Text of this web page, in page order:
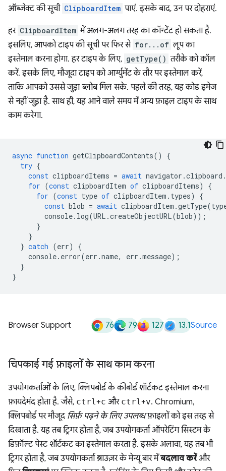
ऑब्जेक्ट की सूची ClipboardItem पाएं. इसके बाद, उन पर दोहराएं.
हर ClipboardItem में अलग-अलग तरह का कॉन्टेंट हो सकता है.
इसलिए, आपको टाइप की सूची पर फिर से for...of लूप का
इस्तेमाल करना होगा. हर टाइप के लिए, getType() तरीके को कॉल
करें. इसके लिए, मौजूदा टाइप को आर्ग्युमेंट के तौर पर इस्तेमाल करें,
ताकि आपको उससे जुड़ा ब्लोब मिल सके. पहले की तरह, यह कोड इमेज
से नहीं जुड़ा है. साथ ही, यह आने वाले समय में अन्य फ़ाइल टाइप के साथ
काम करेगा.
async function getClipboardContents()
{
try {
const clipboardItems = await navigator .clipboard .
for (const clipboardItem of clipboardItems)
{
for (const type of clipboardItem . types)
{
const blob = await clipboardItem .getType(
console. log(URL .createObjectURL(blob));
}
}
} catch (err)
{
console. error(err .name, err .message);
}
}
Browser Support 76 79 127 13.1Source
चिपकाई गई फ़ाइलों के साथ काम करना
उपयोगकर्ताओं के लिए, क्लिपबोर्ड के कीबोर्ड शॉर्टकट इस्तेमाल करना
फ़ायदेमंद होता है. जैसे, ctrl+c और ctrl+v. Chromium,
क्लिपबोर्ड पर मौजूद सिर्फ़ पढ़ने के लिए उपलब्धफ़ाइलों को इस तरह से
दिखाता है. यह तब ट्रिगर होता है, जब उपयोगकर्ता ऑपरेटिंग सिस्टम के
डिफ़ॉल्ट पेस्ट शॉर्टकट का इस्तेमाल करता है. इसके अलावा, यह तब भी
ट्रिगर होता है, जब उपयोगकर्ता ब्राउज़र के मेन्यू बार मेंबदलाव करेंऔर